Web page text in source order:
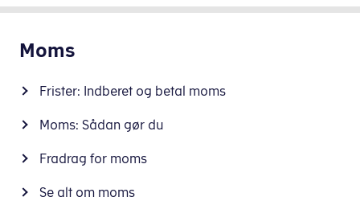
Moms
Frister: Indberet og betal moms
Moms: Sådan gør du
Fradrag for moms
Se alt om moms